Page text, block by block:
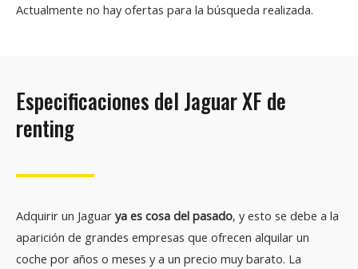
Actualmente no hay ofertas para la búsqueda realizada.
Especificaciones del Jaguar XF de
renting
Adquirir un Jaguar ya es cosa del pasado, y esto se debe a la
aparición de grandes empresas que ofrecen alquilar un
coche por años o meses y a un precio muy barato. La